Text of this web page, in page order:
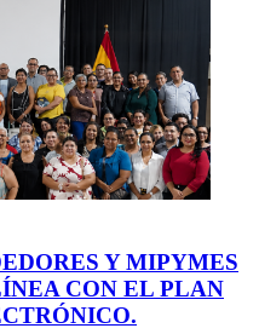
Y MIPYMES
CON EL PLAN